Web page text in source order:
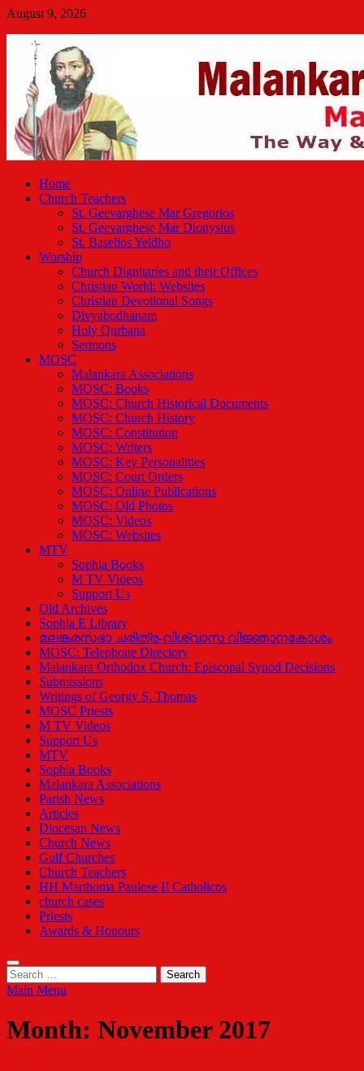
Skip
content
August 9, 2026
Malankara Orthodox TV
Home
Church Teachers
St. Geevarghese Mar Gregorios
St. Geevarghese Mar Dionysius
St. Baselios Yeldho
Worship
Church Dignitaries and their Offices
Christian World: Websites
Christian Devotional Songs
Divyabodhanam
Holy Qurbana
Sermons
MOSC
Malankara Associations
MOSC: Books
MOSC: Church Historical Documents
MOSC: Church History
MOSC: Constitution
MOSC: Writers
MOSC: Key Personalities
MOSC: Court Orders
MOSC: Online Publications
MOSC: Old Photos
MOSC: Videos
MOSC: Websites
MTV
Sophia Books
M TV Videos
Support Us
Old Archives
Sophia E Library
മലങ്കരസഭാ ചരിത്ര-വിശ്വാസ വിജ്ഞാനകോശം
MOSC: Telephone Directory
Malankara Orthodox Church: Episcopal Synod Decisions
Submissions
Writings of Georgy S. Thomas
MOSC Priests
M TV Videos
Support Us
MTV
Sophia Books
Malankara Associations
Parish News
Articles
Diocesan News
Church News
Gulf Churches
Church Teachers
HH Marthoma Paulose II Catholicos
church cases
Priests
Awards & Honours
Search
for:
Main Menu
Month: November 2017